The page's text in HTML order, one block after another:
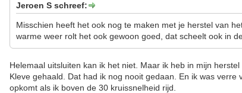
Jeroen S schreef:
Misschien heeft het ook nog te maken met je herstel van
warme weer rolt het ook gewoon goed, dat scheelt ook in
Helemaal uitsluiten kan ik het niet. Maar ik heb in mijn
Kleve gehaald. Dat had ik nog nooit gedaan. En ik was
opkomt als ik boven de 30 kruissnelheid rijd.